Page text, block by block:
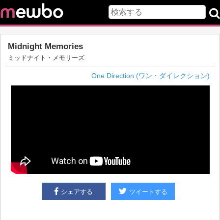
Midnight Memories
ミッドナイト・メモリーズ
One Direction (ワン・ダイレクション)
シェアする ツイートする